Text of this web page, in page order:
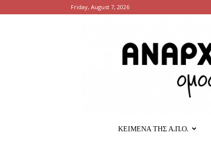
Friday, August 7, 2026
ΚΕΙΜΕΝΑ ΤΗΣ Α.Π.Ο.